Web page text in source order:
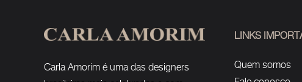
Carla Amorim é uma das designers
LINKS
Quem somos